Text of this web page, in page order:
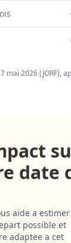
mai 2026
date
aide a estimer
possible et
adaptee a cet